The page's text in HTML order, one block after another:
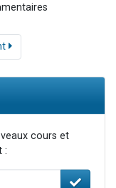
cours et
: